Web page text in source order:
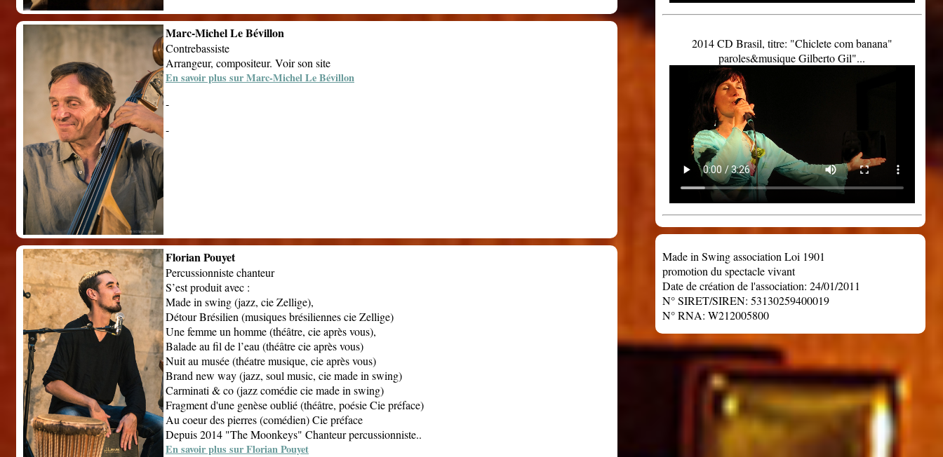
2014 CD Brasil, titre: "Chiclete com banana"
paroles&musique Gilberto Gil"...
Made in Swing association Loi 1901
promotion du spectacle vivant
Date de création de l'association: 24/01/2011
N° SIRET/SIREN: 53130259400019
N° RNA: W212005800
Marc-Michel Le Bévillon
Contrebassiste
Arrangeur, compositeur. Voir son site
En savoir plus sur Marc-Michel Le Bévillon
-
-
Florian Pouyet
Percussionniste chanteur
S’est produit avec :
Made in swing (jazz, cie Zellige),
Détour Brésilien (musiques brésiliennes cie Zellige)
Une femme un homme (théâtre, cie après vous),
Balade au fil de l’eau (théâtre cie après vous)
Nuit au musée (théatre musique, cie après vous)
Brand new way (jazz, soul music, cie made in swing)
Carminati & co (jazz comédie cie made in swing)
Fragment d'une genèse oublié (théâtre, poésie Cie préface)
Au coeur des pierres (comédien) Cie préface
Depuis 2014 "The Moonkeys" Chanteur percussionniste..
En savoir plus sur Florian Pouyet